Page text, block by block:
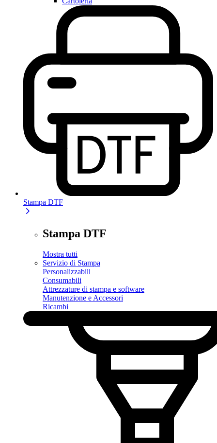
Stampa DTF
Stampa DTF
Mostra tutti
Servizio di Stampa
Personalizzabili
Consumabili
Attrezzature di stampa e software
Manutenzione e Accessori
Ricambi